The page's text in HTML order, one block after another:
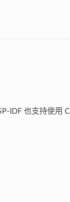
IDF 也支持使用